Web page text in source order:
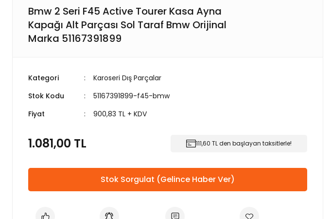
Bmw 2 Seri F45 Active Tourer Kasa Ayna
Kapağı Alt Parçası Sol Taraf Bmw Orijinal
Marka 51167391899
Kategori
Karoseri Dış Parçalar
Stok Kodu
51167391899-f45-bmw
Fiyat
900,83 TL + KDV
1.081,00 TL 111,60 TL den başlayan taksitlerle!
Stok Sorgulat (Gelince Haber Ver)